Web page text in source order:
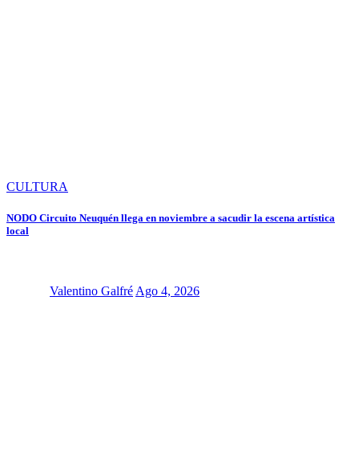
CULTURA
NODO Circuito Neuquén llega en noviembre a sacudir la escena artística
local
Valentino GalfréAgo 4, 2026